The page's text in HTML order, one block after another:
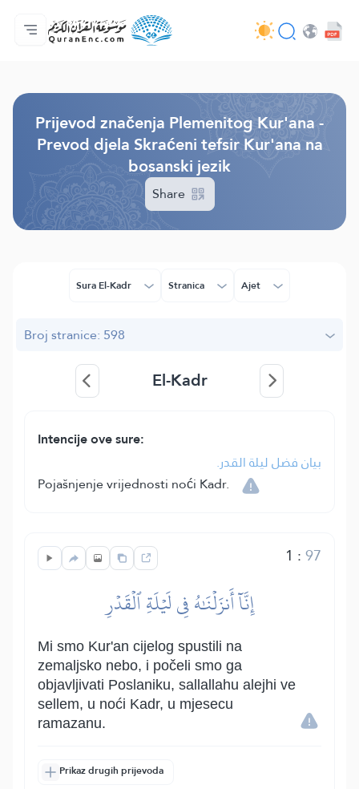
Početna stranica
Sadržaj prijevodā
Audio
Usluge programera - API
O projektu
Kontaktiraj nas
Jezik
Prijevod značenja Plemenitog Kur'ana -
Prevod djela Skraćeni tefsir Kur'ana na
bosanski jezik
Share
Sura El-Kadr Stranica Ajet
Broj stranice: 598
El-Kadr
Intencije ove sure:
بيان فضل ليلة القدر.
Pojašnjenje vrijednosti noći Kadr.
1 :97
إِنَّآ أَنزَلۡنَٰهُ فِي لَيۡلَةِ ٱلۡقَدۡرِ
Mi smo Kur'an cijelog spustili na
zemaljsko nebo, i počeli smo ga
objavljivati Poslaniku, sallallahu alejhi ve
sellem, u noći Kadr, u mjesecu
ramazanu.
Prikaz drugih prijevoda